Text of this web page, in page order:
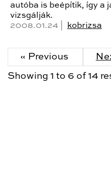
autóba is beépítik, így a
vizsgálják.
2008.01.24 |
kobrizsa
« Previous
Showing 1 to 6 of 14